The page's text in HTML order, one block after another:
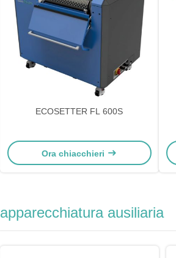
ECOSETTER FL 600S
Ora chiacchieri
apparecchiatura ausiliaria